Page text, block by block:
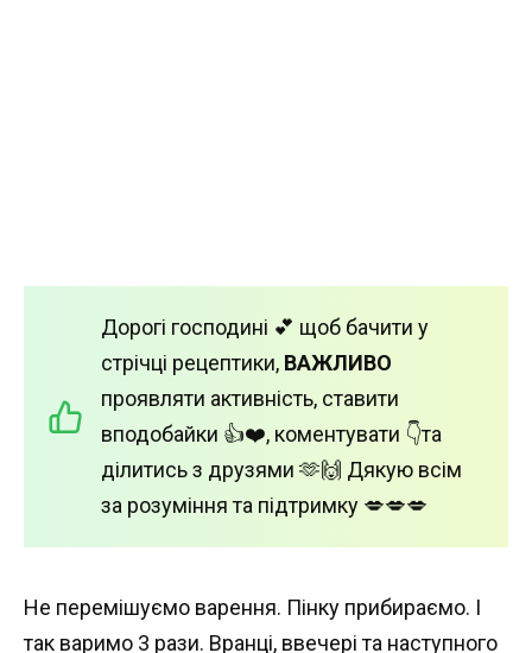
Дорогі господині 💕 щоб бачити у
стрічці рецептики, ВАЖЛИВО
проявляти активність, ставити
вподобайки 👍❤️, коментувати 👇та
ділитись з друзями 🫶🙌 Дякую всім
за розуміння та підтримку 💋💋💋
Не перемішуємо варення. Пінку прибираємо. І
так варимо 3 рази. Вранці, ввечері та наступного